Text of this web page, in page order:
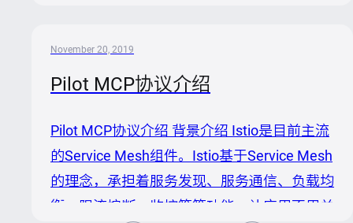
存储简单运维 3. nacosconsistency模块新增
数变化 新增 | core模块 |...
November 20, 2019
Pilot MCP协议介绍
Pilot MCP协议介绍 背景介绍 Istio是目前主流
的Service Mesh组件。Istio基于Service Mesh
的理念，承担着服务发现、服务通信、负载均
衡、限流熔断、监控等等功能。让应用不用关